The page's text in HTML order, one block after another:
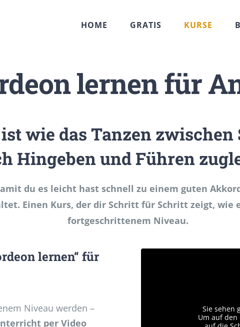
HOME GRATIS KURSE
lernen für
wie das Tanzen
Hingeben und Führen
du es leicht hast schnell zu einem guten
Einen Kurs, der dir Schritt für Schritt zeigt, wie
fortgeschrittenem Niveau.
lernen“ für
Niveau werden –
per Video
Sie sehen
Um auf